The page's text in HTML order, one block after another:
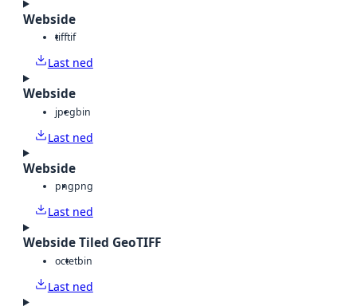
Webside
tifftif
Last ned
Webside
jpegbin
Last ned
Webside
pngpng
Last ned
Webside Tiled GeoTIFF
octetbin
Last ned